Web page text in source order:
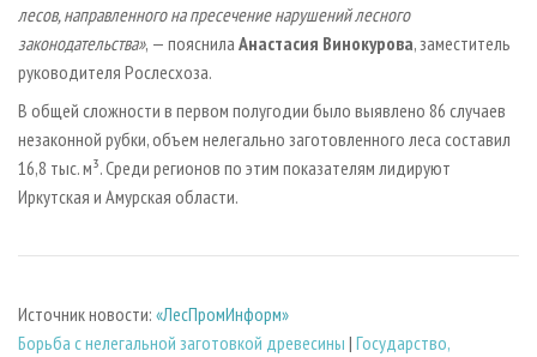
лесов, направленного на пресечение нарушений лесного
законодательства», — пояснила Анастасия Винокурова, заместитель
руководителя Рослесхоза.
В общей сложности в первом полугодии было выявлено 86 случаев
незаконной рубки, объем нелегально заготовленного леса составил
16,8 тыс. м³. Среди регионов по этим показателям лидируют
Иркутская и Амурская области.
Источник новости: «ЛесПромИнформ»
Борьба с нелегальной заготовкой древесины | Государство,